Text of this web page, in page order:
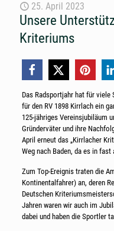
25. April 2023
Unsere
Kriteriums
Das Radsportjahr hat für
für den RV 1898 Kirrlach ein
125-jähriges Vereinsjubiläum
Gründerväter und ihre
April erneut das „Kirrlacher
Weg nach Baden, da es in
Zum Top-Ereignis traten die
Kontinentalfahrer) an, deren
Deutschen
Jahren waren wir auch im
dabei und haben die Sportler